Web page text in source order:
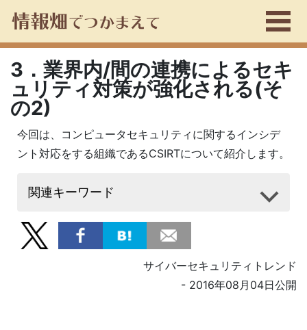
3．業界内/間の連携によるセキ
ュリティ対策が強化される(そ
の2)
今回は、コンピュータセキュリティに関するインシデ
ント対応をする組織であるCSIRTについて紹介します。
関連キーワード
サイバーセキュリティトレンド
- 2016年08月04日公開